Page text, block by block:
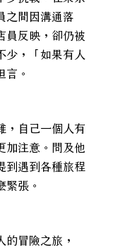
之間因溝通落
員反映，卻仍被
少，「如果有人
言。
，自己一個人有
加注意。問及他
到遇到各種旅程
緊張。
的冒險之旅，